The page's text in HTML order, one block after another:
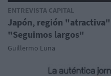
ENTREVISTA CAPITAL
Japón, región "atractiva"
"Seguimos largos"
Guillermo Luna